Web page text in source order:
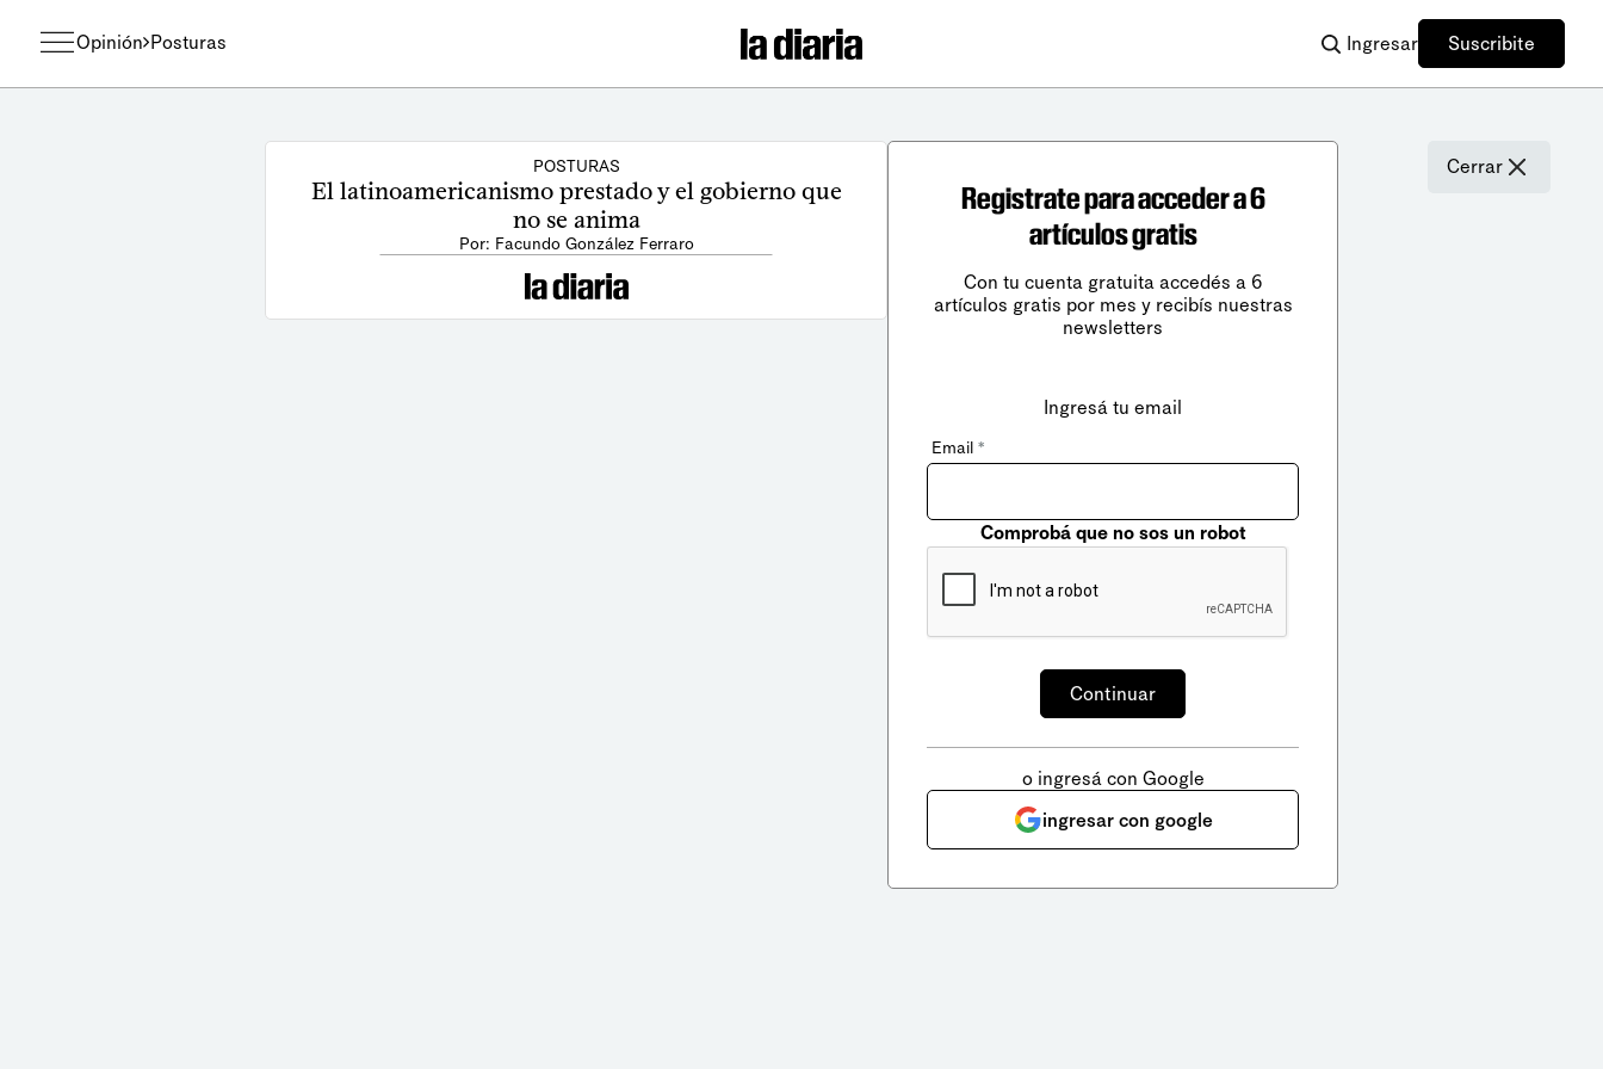
Opinión Posturas Ingresar Suscribite
POSTURAS
El latinoamericanismo prestado y el gobierno que
no se anima
Por: Facundo González Ferraro
Cerrar
Registrate para acceder a 6
artículos gratis
Con tu cuenta gratuita accedés a 6
artículos gratis por mes y recibís nuestras
newsletters
Ingresá tu email
Email *
Comprobá que no sos un robot
o ingresá con Google
ingresar con google